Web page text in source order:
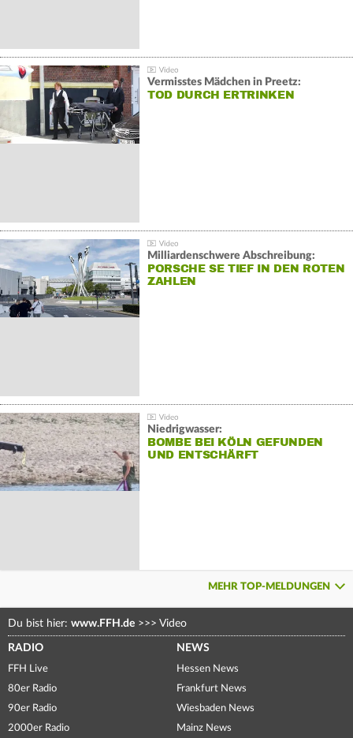
Vermisstes Mädchen in Preetz:
TOD DURCH ERTRINKEN
Milliardenschwere Abschreibung:
PORSCHE SE TIEF IN DEN ROTEN
ZAHLEN
Niedrigwasser:
BOMBE BEI KÖLN GEFUNDEN
UND ENTSCHÄRFT
MEHR TOP-MELDUNGEN
Du bist hier: www.FFH.de >>> Video
RADIO
FFH Live
80er Radio
90er Radio
2000er Radio
NEWS
Hessen News
Frankfurt News
Wiesbaden News
Mainz News